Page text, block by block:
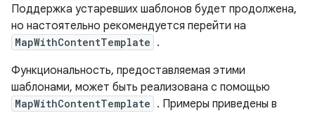
Поддержка устаревших шаблонов будет продолжена,
но настоятельно рекомендуется перейти на
MapWithContentTemplate .
Функциональность, предоставляемая этими
шаблонами, может быть реализована с помощью
MapWithContentTemplate . Примеры приведены в